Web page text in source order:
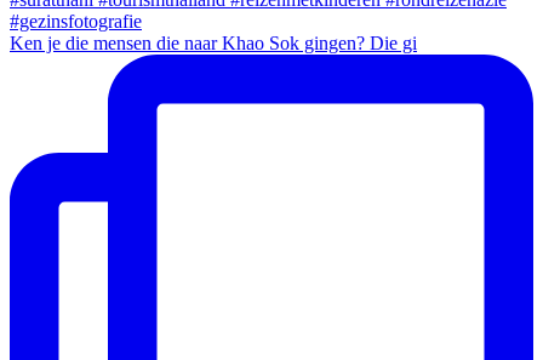
Ken je die mensen die naar Khao Sok gingen? Die gi